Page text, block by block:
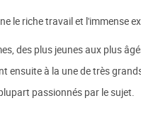
le riche travail et l'immense
des plus jeunes aux plus
à la une de très
passionnés par le sujet.